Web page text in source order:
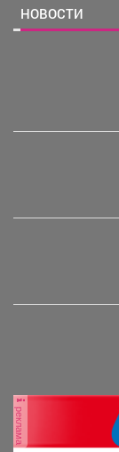
НОВОСТИ
реклама